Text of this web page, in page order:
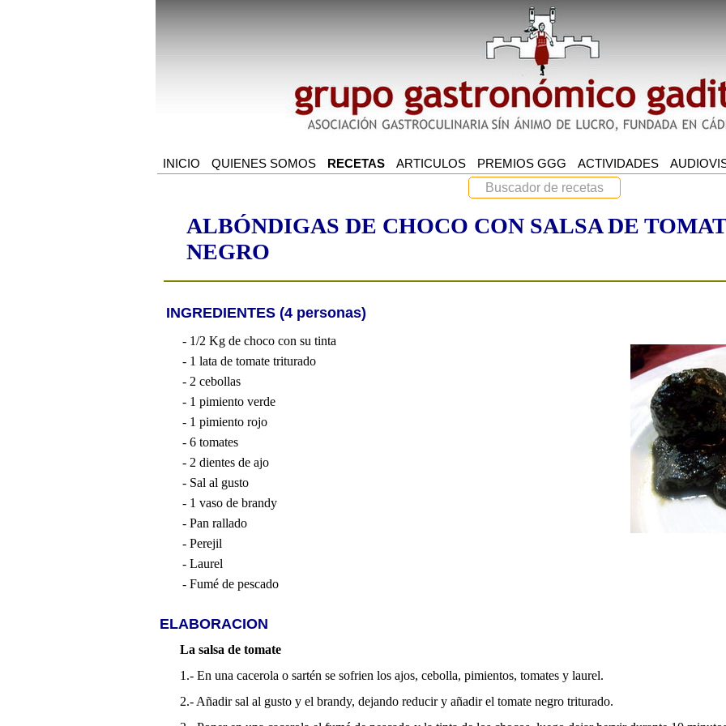
ALBÓNDIGAS DE CHOCO CON SALSA DE
NEGRO
INGREDIENTES (4 personas)
- 1/2 Kg de choco con su tinta
- 1 lata de tomate triturado
- 2 cebollas
- 1 pimiento verde
- 1 pimiento rojo
- 6 tomates
- 2 dientes de ajo
- Sal al gusto
- 1 vaso de brandy
- Pan rallado
- Perejil
- Laurel
- Fumé de pescado
ELABORACION
La salsa de tomate
1.- En una cacerola o sartén se sofrien los ajos, cebolla, pimientos, tomates y laurel.
2.- Añadir sal al gusto y el brandy, dejando reducir y añadir el tomate negro triturado.